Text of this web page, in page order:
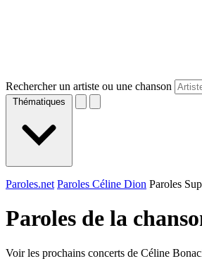
Rechercher un artiste ou une chanson
Thématiques
Paroles.net Paroles Céline Dion Paroles
Paroles de la
Voir les prochains concerts de Céline